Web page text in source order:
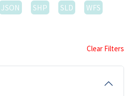
JSON SHP SLD
WFS
Clear Filters